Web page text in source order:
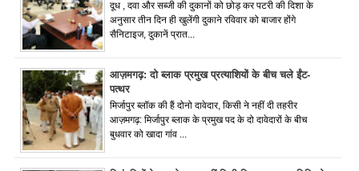
दूध , दवा और सब्जी की दुकानों को छोड़ कर पटरी की दिशा के
अनुसार तीन दिन ही खुलेंगी दुकाने रविवार को बाजार होंगे
सैनिटाइज, दुकानें प्रात...
आज़मगढ़: दो ब्लाक प्रमुख प्रत्याशियों के बीच चले ईंट-
पत्थर
मिर्जापुर ब्लॉक की हैं दोनो दावेदार, किसी ने नहीं दी तहरीर
आज़मगढ़: मिर्जापुर ब्लाक के प्रमुख पद के दो दावेदारों के बीच
बुधवार को खादा गांव ...